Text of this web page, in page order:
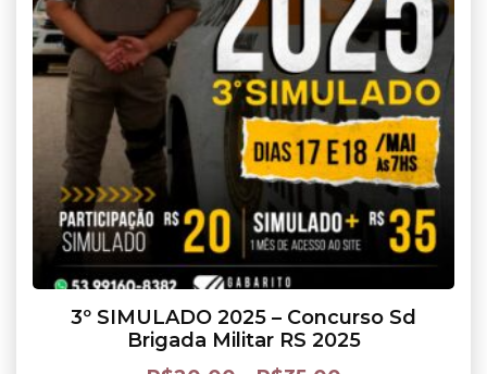
3º SIMULADO 2025 – Concurso Sd
Brigada Militar RS 2025